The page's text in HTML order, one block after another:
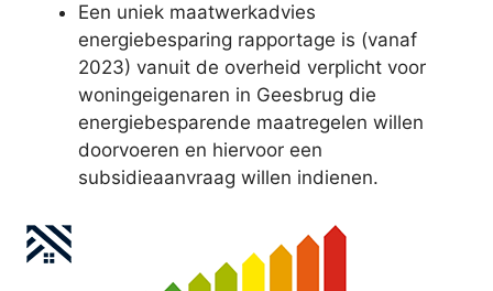
Een uniek maatwerkadvies
energiebesparing rapportage is (vanaf
2023) vanuit de overheid verplicht voor
woningeigenaren in Geesbrug die
energiebesparende maatregelen willen
doorvoeren en hiervoor een
subsidieaanvraag willen indienen.